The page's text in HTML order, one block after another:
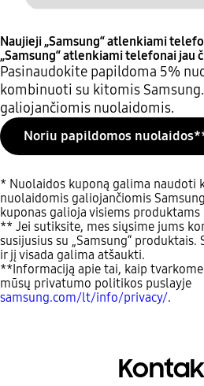
Naujieji „Samsung“ atlenkiami
„Samsung“ atlenkiami telefonai jau
Pasinaudokite papildoma 5%
kombinuoti su kitomis
galiojančiomis nuolaidomis.
Noriu papildomos
* Nuolaidos kuponą galima naudoti
nuolaidomis galiojančiomis
kuponas galioja visiems
** Jei sutiksite, mes siųsime jums
susijusius su „Samsung“
ir jį visada galima atšaukti.
**Informaciją apie tai, kaip
mūsų privatumo politikos puslayje
samsung.com/lt/info/privacy/.